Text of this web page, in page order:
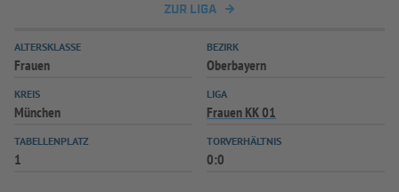
ZUR LIGA
ALTERSKLASSE
Frauen
BEZIRK
Oberbayern
KREIS
München
LIGA
Frauen KK 01
TABELLENPLATZ
1
TORVERHÄLTNIS
0:0